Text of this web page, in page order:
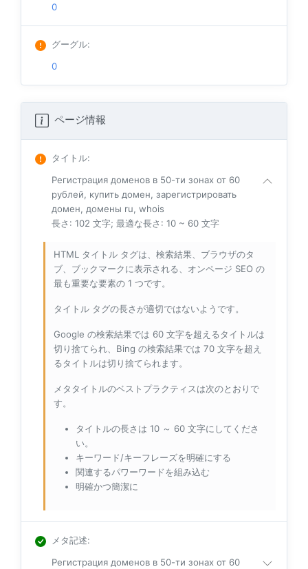
0
グーグル:
0
ページ情報
タイトル:
Регистрация доменов в 50-ти зонах от 60
рублей, купить домен, зарегистрировать
домен, домены ru, whois
長さ: 102 文字; 最適な長さ: 10 ~ 60 文字
HTML タイトル タグは、検索結果、ブラウザのタ
ブ、ブックマークに表示される、オンページ SEO の
最も重要な要素の 1 つです。
タイトル タグの長さが適切ではないようです。
Google の検索結果では 60 文字を超えるタイトルは
切り捨てられ、Bing の検索結果では 70 文字を超え
るタイトルは切り捨てられます。
メタタイトルのベストプラクティスは次のとおりで
す。
タイトルの長さは 10 ～ 60 文字にしてくださ
い。
キーワード/キーフレーズを明確にする
関連するパワーワードを組み込む
明確かつ簡潔に
メタ記述:
Регистрация доменов в 50-ти зонах от 60